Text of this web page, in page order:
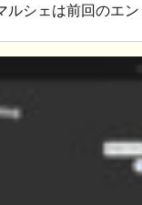
ルシェは前回のエ